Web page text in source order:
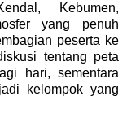
Kebumen,
yang penuh
peserta ke
tentang peta
hari, sementara
kelompok yang